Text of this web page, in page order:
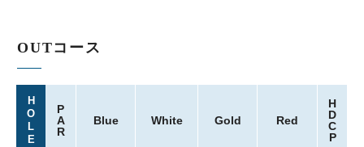
OUTコース
H
O
L
E
P
A
R
Blue White Gold Red
H
D
C
P